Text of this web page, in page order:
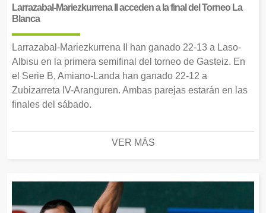
Larrazabal-Mariezkurrena II acceden a la final del Torneo La
Blanca
Larrazabal-Mariezkurrena II han ganado 22-13 a Laso-
Albisu en la primera semifinal del torneo de Gasteiz. En
el Serie B, Amiano-Landa han ganado 22-12 a
Zubizarreta IV-Aranguren. Ambas parejas estarán en las
finales del sábado.
VER MÁS